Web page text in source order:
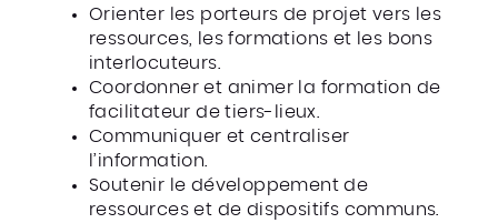
Orienter les porteurs de projet vers les
ressources, les formations et les bons
interlocuteurs.
Coordonner et animer la formation de
facilitateur de tiers-lieux.
Communiquer et centraliser
l’information.
Soutenir le développement de
ressources et de dispositifs communs.